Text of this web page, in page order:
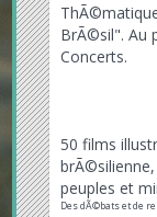
BrÃ©sil". Au
Concerts.
50 films
peuples et
Des dÃ©bats et de